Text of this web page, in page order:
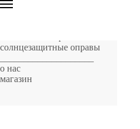
солнцезащитные оправы
о нас
магазин